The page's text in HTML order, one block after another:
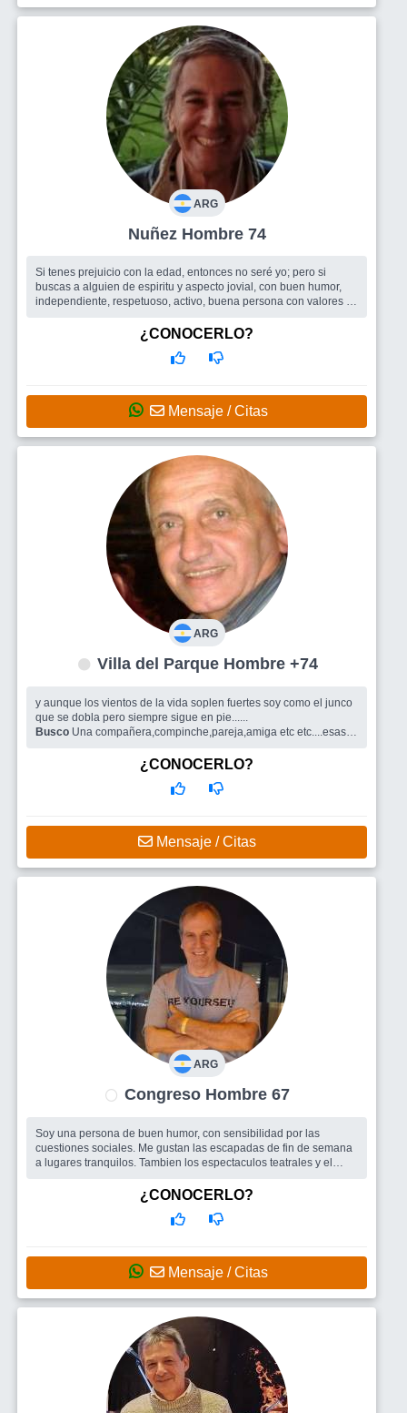
ARG
Nuñez Hombre 74
Si tenes prejuicio con la edad, entonces no seré yo; pero si
buscas a alguien de espiritu y aspecto jovial, con buen humor,
independiente, respetuoso, activo, buena persona con valores ...
Una Mujer que contenga una Buena Persona
¿CONOCERLO?
Mensaje / Citas
ARG
Villa del Parque Hombre +74
y aunque los vientos de la vida soplen fuertes soy como el junco
que se dobla pero siempre sigue en pie......
Busco Una compañera,compinche,pareja,amiga etc etc....esas
¿CONOCERLO?
Mensaje / Citas
ARG
Congreso Hombre 67
Soy una persona de buen humor, con sensibilidad por las
cuestiones sociales. Me gustan las escapadas de fin de semana
a lugares tranquilos. Tambien los espectaculos teatrales y el
Me gustaria encontrar una mujer con los gustos similares
para compartir esos momentos. Y grupos de amigos para salir.
¿CONOCERLO?
Mensaje / Citas